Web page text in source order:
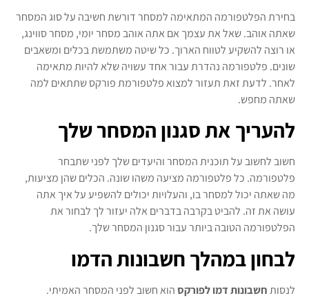
בחירת הפלטפורמה המתאימה למסחר דורשת חשיבה על סוג המסחר
שאתה אוהב. שאל את עצמך אם אתה אוהב מסחר יומי, מסחר סווינג,
או רוצה להשקיע לטווח הארוך. כל שיטה משתמשת בכלים ומשאבים
שונים. פלטפורמה נהדרת עבור אחד עשויה שלא להיות מתאימה
לאחר. לדעת זאת תעזור למצוא פלטפורמת פורקס שתתאים למה
שאתה מחפש.
להעריך את סגנון המסחר שלך
חשוב לחשוב על תוכנית המסחר והיעדים שלך לפני שתבחר
פלטפורמה. כל פלטפורמה מציעה משהו שונה. הכלים שהן מציעות,
מה שאתה יכול למסחר בו, והעלויות יכולים להשפיע על איך אתה
עושה את זה. להביט בקרבה בדברים אלה יעזור לך לבחור את
הפלטפורמה הטובה ביותר עבור סגנון המסחר שלך.
לבחון במהלך חשבונות הדמו
לנסותחשבונות דמו לפורקסהוא חשוב לפני המסחר האמיתי.